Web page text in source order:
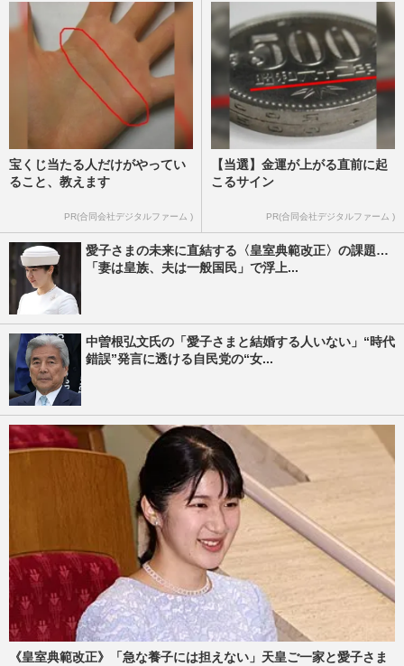
宝くじ当たる人だけがやってい
ること、教えます
PR(合同会社デジタルファーム )
【当選】金運が上がる直前に起
こるサイン
PR(合同会社デジタルファーム )
愛子さまの未来に直結する〈皇室典範改正〉の課題…
「妻は皇族、夫は一般国民」で浮上...
中曽根弘文氏の「愛子さまと結婚する人いない」“時代
錯誤”発言に透ける自民党の“女...
《皇室典範改正》「急な養子には担えない」天皇ご一家と愛子さま